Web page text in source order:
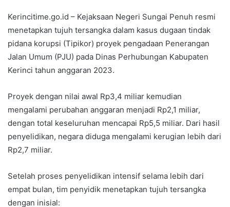
Kerincitime.go.id – Kejaksaan Negeri Sungai Penuh resmi
menetapkan tujuh tersangka dalam kasus dugaan tindak
pidana korupsi (Tipikor) proyek pengadaan Penerangan
Jalan Umum (PJU) pada Dinas Perhubungan Kabupaten
Kerinci tahun anggaran 2023.
Proyek dengan nilai awal Rp3,4 miliar kemudian
mengalami perubahan anggaran menjadi Rp2,1 miliar,
dengan total keseluruhan mencapai Rp5,5 miliar. Dari hasil
penyelidikan, negara diduga mengalami kerugian lebih dari
Rp2,7 miliar.
Setelah proses penyelidikan intensif selama lebih dari
empat bulan, tim penyidik menetapkan tujuh tersangka
dengan inisial: